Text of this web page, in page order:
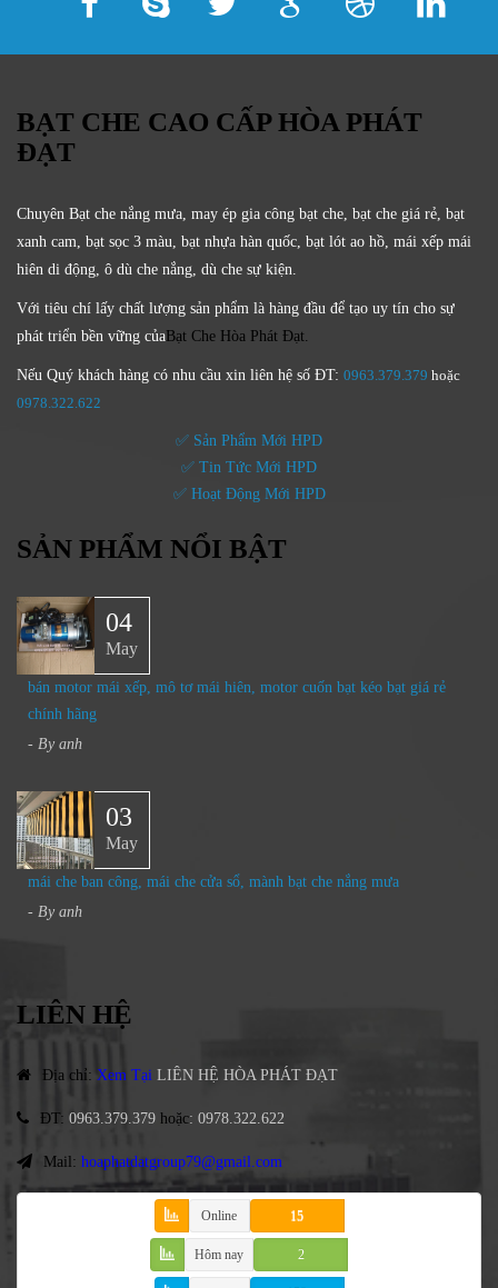
BẠT CHE CAO CẤP HÒA PHÁT
ĐẠT
Chuyên Bạt che nắng mưa, may ép gia công bạt che, bạt che giá rẻ, bạt
xanh cam, bạt sọc 3 màu, bạt nhựa hàn quốc, bạt lót ao hồ, mái xếp mái
hiên di động, ô dù che nắng, dù che sự kiện.
Với tiêu chí lấy chất lượng sản phẩm là hàng đầu để tạo uy tín cho sự
phát triển bền vững của Bạt Che Hòa Phát Đạt.
Nếu Quý khách hàng có nhu cầu xin liên hệ số ĐT: 0963.379.379 hoặc
0978.322.622
✅ Sản Phẩm Mới HPD
✅ Tin Tức Mới HPD
✅ Hoạt Động Mới HPD
SẢN PHẨM NỔI BẬT
04
May
bán motor mái xếp, mô tơ mái hiên, motor cuốn bạt kéo bạt giá rẻ
chính hãng
- By anh
03
May
mái che ban công, mái che cửa sổ, mành bạt che nắng mưa
- By anh
LIÊN HỆ
Địa chỉ: Xem Tại LIÊN HỆ HÒA PHÁT ĐẠT
ĐT: 0963.379.379 hoặc: 0978.322.622
Mail: hoaphatdatgroup79@gmail.com
Online 15
Hôm nay 2